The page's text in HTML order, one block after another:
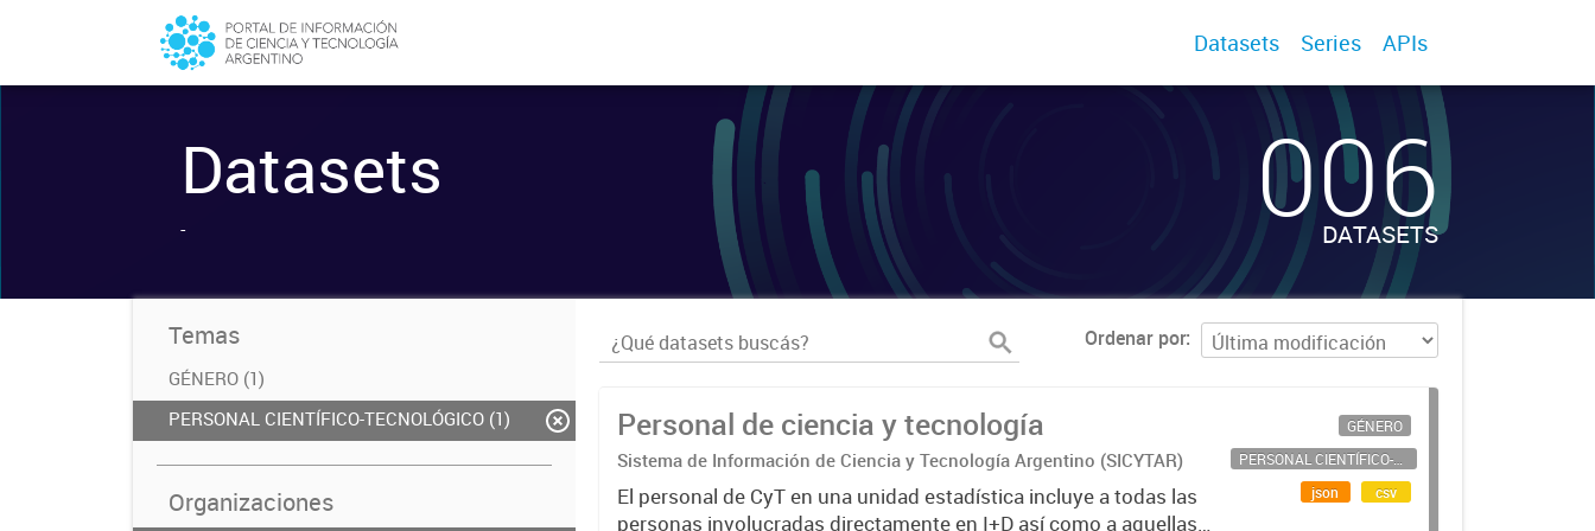
Datasets Series APIs
Datasets
- 006
DATASETS
Temas
GÉNERO (1)
PERSONAL CIENTÍFICO-TECNOLÓGICO (1)
Organizaciones
Ordenar por
Personal de ciencia y tecnología
Sistema de Información de Ciencia y Tecnología Argentino (SICYTAR)
El personal de CyT en una unidad estadística incluye a todas las
personas involucradas directamente en I+D así como a aquellas
GÉNERO
PERSONAL CIENTÍFICO-TECNOLÓGICO
json
csv